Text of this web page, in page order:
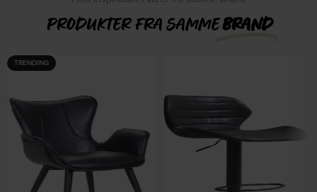
PRODUKTER FRA SAMMEBRAND
TRENDING